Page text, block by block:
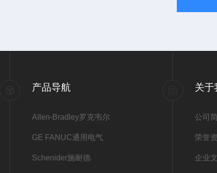
产品导航
Allen-Bradley罗克韦尔
GE FANUC通用电气
Schenider施耐德
关于
公司
荣誉
企业